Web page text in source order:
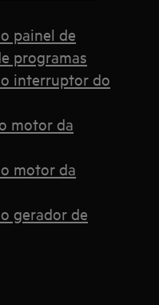
painel de
programas
interruptor do
motor da
motor da
gerador de